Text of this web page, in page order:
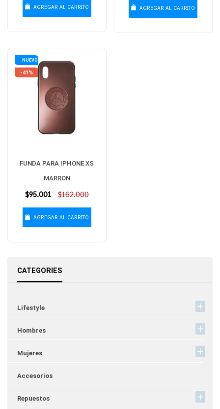
CATEGORIES
Lifestyle
Hombres
Mujeres
Accesorios
Repuestos
AGREGAR AL CARRITO AGREGAR AL CARRITO
NUEVO
-41%
FUNDA PARA IPHONE XS
MARRON
Precio
$95.001 $162.000
AGREGAR AL CARRITO